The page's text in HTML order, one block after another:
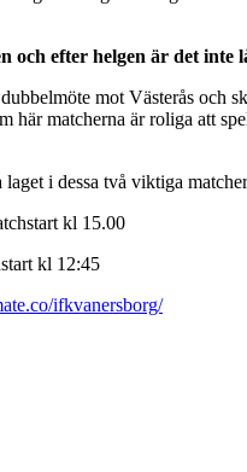
och efter helgen är det
mot Västerås och
här matcherna är roliga att
i dessa två viktiga
kl 15.00
kl 12:45
ifkvanersborg/